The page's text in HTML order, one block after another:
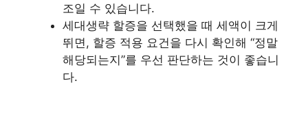
조일 수 있습니다.
세대생략 할증을 선택했을 때 세액이 크게
뛰면, 할증 적용 요건을 다시 확인해 “정말
해당되는지”를 우선 판단하는 것이 좋습니
다.